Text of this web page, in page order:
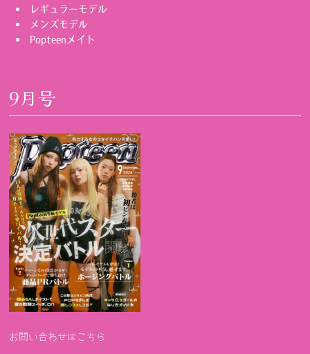
レギュラーモデル
メンズモデル
Popteenメイト
9月号
お問い合わせはこちら